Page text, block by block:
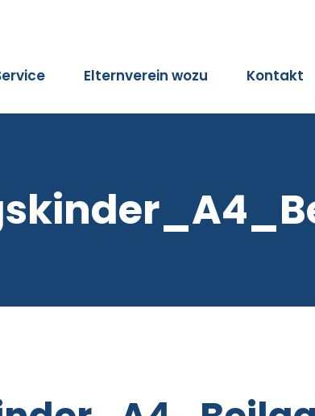
Elternverein wozu Kontakt